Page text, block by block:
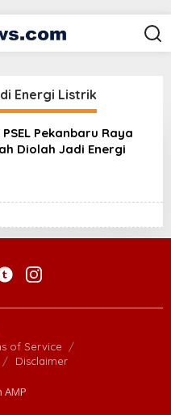
Energi Listrik
Pekanbaru Raya
Diolah Jadi Energi
of Service
Disclaimer
AMP